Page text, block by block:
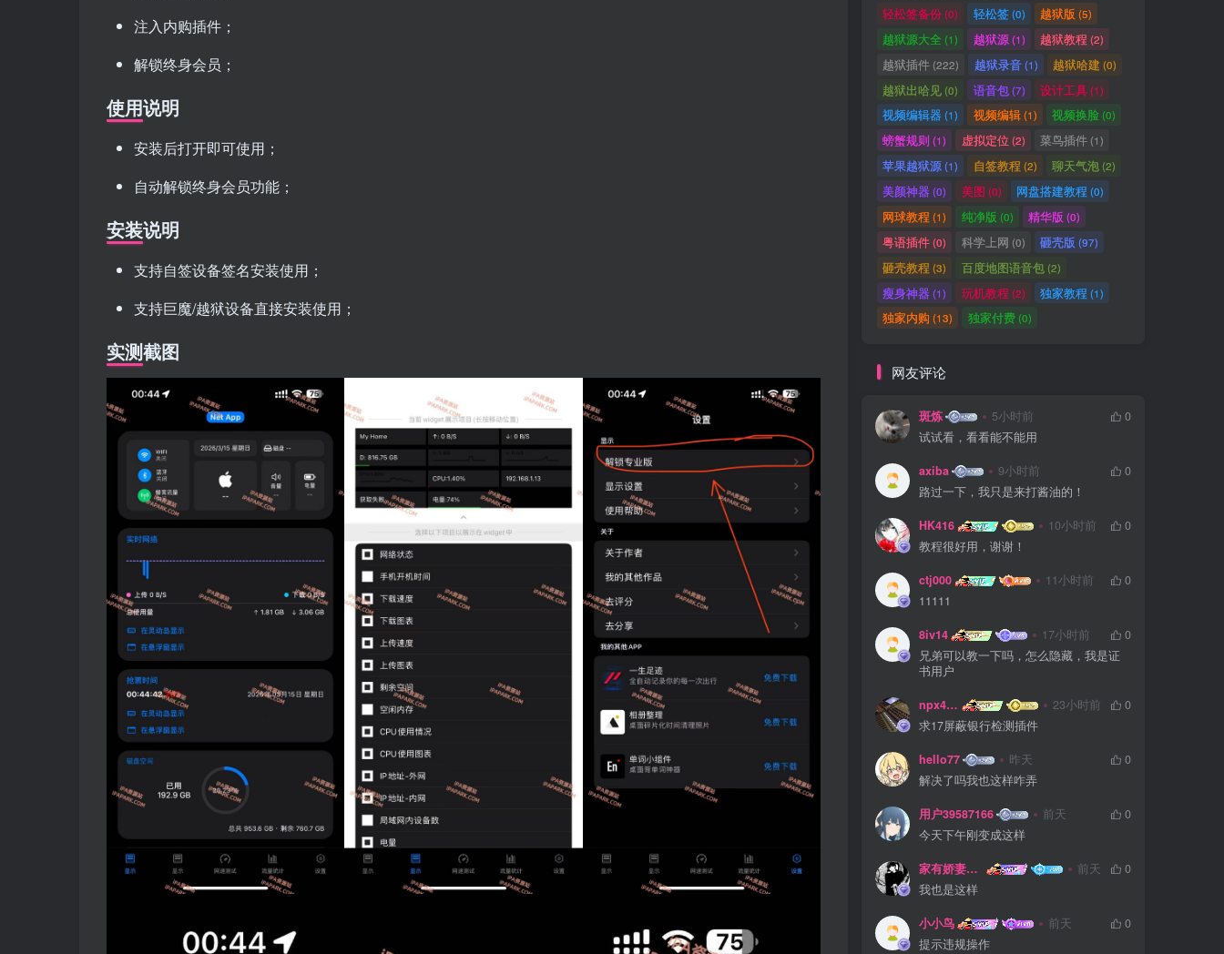
注入内购插件；
解锁终身会员；
使用说明
安装后打开即可使用；
自动解锁终身会员功能；
安装说明
支持自签设备签名安装使用；
支持巨魔/越狱设备直接安装使用；
实测截图
轻松签备份(0) 轻松签(0) 越狱版 (5)
越狱源大全(1) 越狱源(1) 越狱教程 (2)
越狱插件 (222) 越狱录音(1) 越狱哈建 (0)
越狱出哈见 (0) 语音包(7) 设计工具(1)
视频编辑器(1) 视频编辑(1) 视频换脸(0)
螃蟹规则(1) 虚拟定位 (2) 菜鸟插件(1)
苹果越狱源(1) 自签教程 (2) 聊天气泡(2)
美颜神器(0) 美图 (0) 网盘搭建教程 (0)
网球教程 (1) 纯净版 (0) 精华版 (0)
粤语插件(0) 科学上网 (0) 砸壳版 (97)
砸壳教程 (3) 百度地图语音包(2)
瘦身神器(1) 玩机教程 (2) 独家教程 (1)
独家内购 (13) 独家付费(0)
网友评论
斑炼 5小时前
0
试试看，看看能不能用
axiba 9小时前
0
路过一下，我只是来打酱油的！
HK416 10小时前
0
教程很好用，谢谢！
ctj000 11小时前
0
11111
8iv14 17小时前
0
兄弟可以教一下吗，怎么隐藏，我是证
书用户
npx475805841 23小时前
0
求17屏蔽银行检测插件
hello77 昨天
0
解决了吗我也这样咋弄
用户39587166 前天
0
今天下午刚变成这样
家有娇妻扁鹊难医 前天
0
我也是这样
小小鸟 前天
0
提示违规操作